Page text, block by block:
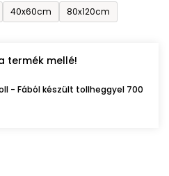
40x60cm 80x120cm
termék mellé!
- Fából készült tollheggyel 700